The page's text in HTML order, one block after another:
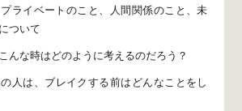
ライベートのこと、
人間関係のこと、未
ついて
こんな時はどのように考えるのだろう？
人は、 ブレイクする前はどんなことをし